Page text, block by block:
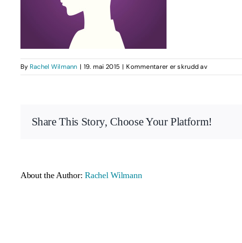
By Rachel Wilmann | 19. mai 2015 | Kommentarer er skrudd avfor
463416645
Share This Story, Choose Your Platform!
About the Author:Rachel Wilmann